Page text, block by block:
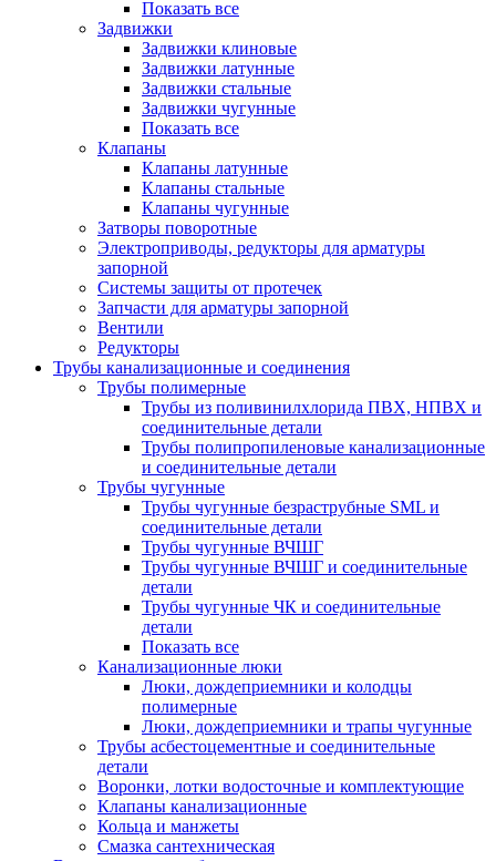
Показать все
Задвижки
Задвижки клиновые
Задвижки латунные
Задвижки стальные
Задвижки чугунные
Показать все
Клапаны
Клапаны латунные
Клапаны стальные
Клапаны чугунные
Затворы поворотные
Электроприводы, редукторы для арматуры
запорной
Системы защиты от протечек
Запчасти для арматуры запорной
Вентили
Редукторы
Трубы канализационные и соединения
Трубы полимерные
Трубы из поливинилхлорида ПВХ, НПВХ и
соединительные детали
Трубы полипропиленовые канализационные
и соединительные детали
Трубы чугунные
Трубы чугунные безраструбные SML и
соединительные детали
Трубы чугунные ВЧШГ
Трубы чугунные ВЧШГ и соединительные
детали
Трубы чугунные ЧК и соединительные
детали
Показать все
Канализационные люки
Люки, дождеприемники и колодцы
полимерные
Люки, дождеприемники и трапы чугунные
Трубы асбестоцементные и соединительные
детали
Воронки, лотки водосточные и комплектующие
Клапаны канализационные
Кольца и манжеты
Смазка сантехническая